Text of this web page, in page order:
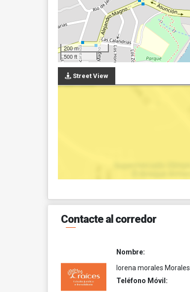
200 m
500 ft
Street View
Contacte al corredor
Nombre:
lorena morales Morales
Teléfono Móvil: